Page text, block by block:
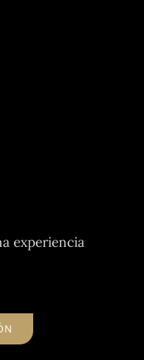
experiencia